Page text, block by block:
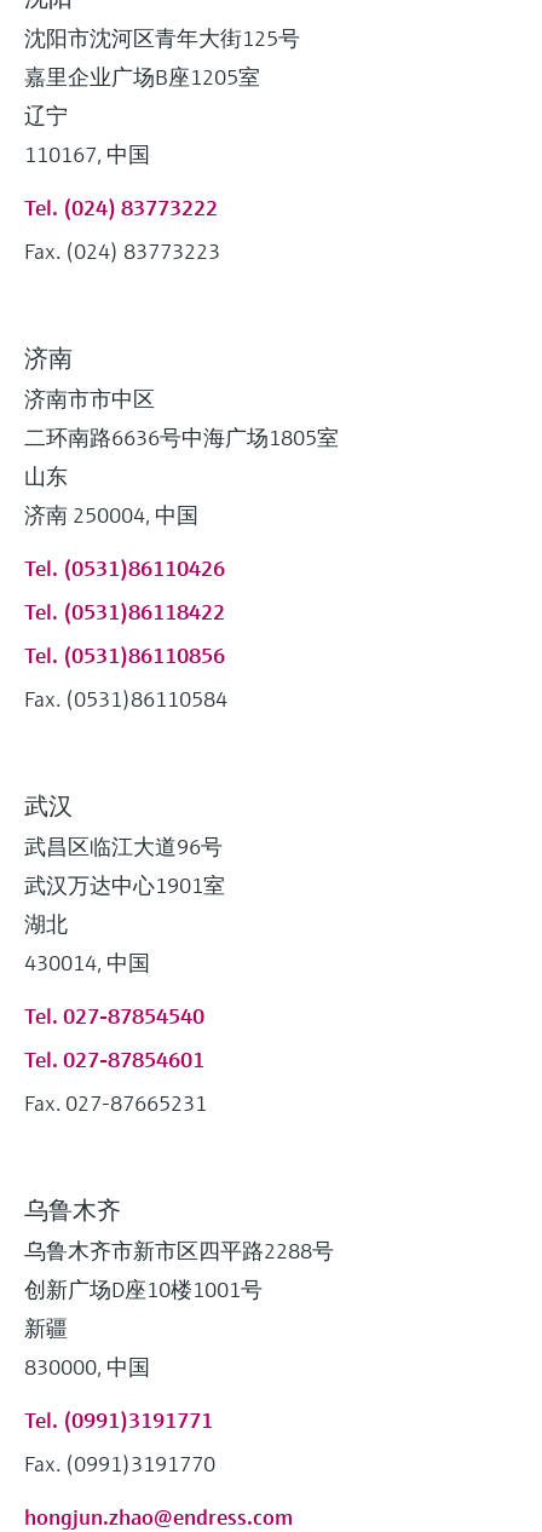
沈阳市沈河区青年大街125号
嘉里企业广场B座1205室
辽宁
110167, 中国
Tel. (024) 83773222
Fax. (024) 83773223
济南
济南市市中区
二环南路6636号中海广场1805室
山东
济南 250004, 中国
Tel. (0531)86110426
Tel. (0531)86118422
Tel. (0531)86110856
Fax. (0531)86110584
武汉
武昌区临江大道96号
武汉万达中心1901室
湖北
430014, 中国
Tel. 027-87854540
Tel. 027-87854601
Fax. 027-87665231
乌鲁木齐
乌鲁木齐市新市区四平路2288号
创新广场D座10楼1001号
新疆
830000, 中国
Tel. (0991)3191771
Fax. (0991)3191770
hongjun.zhao@endress.com